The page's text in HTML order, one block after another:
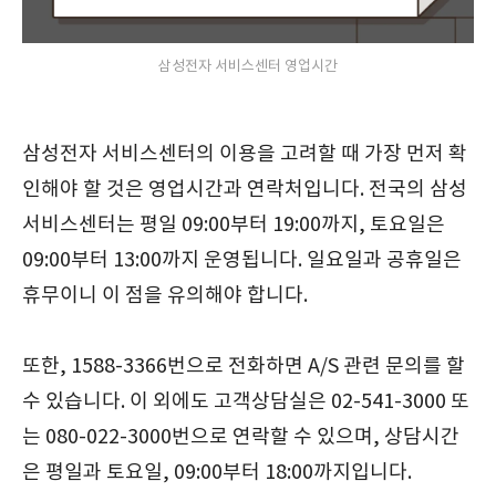
삼성전자 서비스센터 영업시간
삼성전자 서비스센터의 이용을 고려할 때 가장 먼저 확
인해야 할 것은 영업시간과 연락처입니다. 전국의 삼성
서비스센터는 평일 09:00부터 19:00까지, 토요일은
09:00부터 13:00까지 운영됩니다. 일요일과 공휴일은
휴무이니 이 점을 유의해야 합니다.
또한, 1588-3366번으로 전화하면 A/S 관련 문의를 할
수 있습니다. 이 외에도 고객상담실은 02-541-3000 또
는 080-022-3000번으로 연락할 수 있으며, 상담시간
은 평일과 토요일, 09:00부터 18:00까지입니다.